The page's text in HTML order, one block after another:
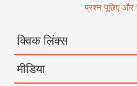
प्रश्न पूछिए और
क्विक लिंक्स
मीडिया